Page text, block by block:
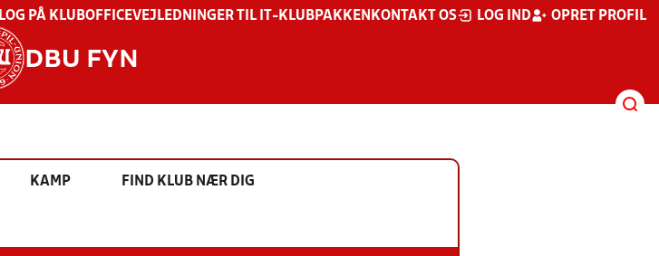
LOG PÅ KLUBOFFICEVEJLEDNINGER TIL IT-KLUBPAKKEN KONTAKT OS LOG IND OPRET PROFIL
DBU FYN
KAMP FIND KLUB NÆR DIG